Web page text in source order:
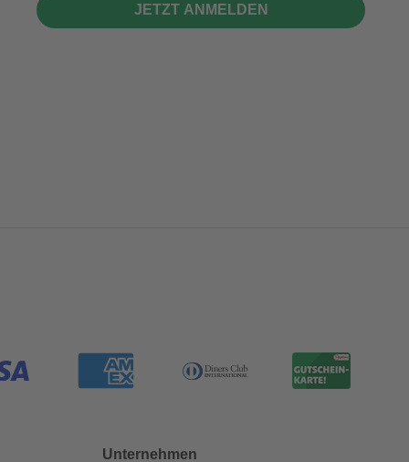
JETZT ANMELDEN
Unternehmen